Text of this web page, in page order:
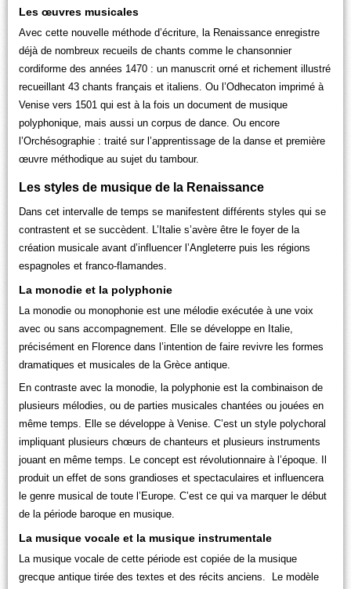
Les œuvres musicales
Avec cette nouvelle méthode d’écriture, la Renaissance enregistre
déjà de nombreux recueils de chants comme le chansonnier
cordiforme des années 1470 : un manuscrit orné et richement illustré
recueillant 43 chants français et italiens. Ou l’Odhecaton imprimé à
Venise vers 1501 qui est à la fois un document de musique
polyphonique, mais aussi un corpus de dance. Ou encore
l’Orchésographie : traité sur l’apprentissage de la danse et première
œuvre méthodique au sujet du tambour.
Les styles de musique de la Renaissance
Dans cet intervalle de temps se manifestent différents styles qui se
contrastent et se succèdent. L’Italie s’avère être le foyer de la
création musicale avant d’influencer l’Angleterre puis les régions
espagnoles et franco-flamandes.
La monodie et la polyphonie
La monodie ou monophonie est une mélodie exécutée à une voix
avec ou sans accompagnement. Elle se développe en Italie,
précisément en Florence dans l’intention de faire revivre les formes
dramatiques et musicales de la Grèce antique.
En contraste avec la monodie, la polyphonie est la combinaison de
plusieurs mélodies, ou de parties musicales chantées ou jouées en
même temps. Elle se développe à Venise. C’est un style polychoral
impliquant plusieurs chœurs de chanteurs et plusieurs instruments
jouant en même temps. Le concept est révolutionnaire à l’époque. Il
produit un effet de sons grandioses et spectaculaires et influencera
le genre musical de toute l’Europe. C’est ce qui va marquer le début
de la période baroque en musique.
La musique vocale et la musique instrumentale
La musique vocale de cette période est copiée de la musique
grecque antique tirée des textes et des récits anciens. Le modèle